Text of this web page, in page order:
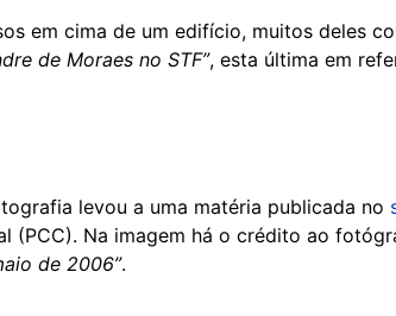
em cima de um edifício, muitos deles
de Moraes no STF”, esta última em
levou a uma matéria publicada no
(PCC). Na imagem há o crédito ao
de 2006”.